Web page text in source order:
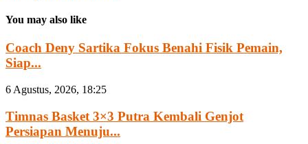
You may also like
Coach Deny Sartika Fokus Benahi Fisik Pemain,
Siap...
6 Agustus, 2026, 18:25
Timnas Basket 3×3 Putra Kembali Genjot
Persiapan Menuju...